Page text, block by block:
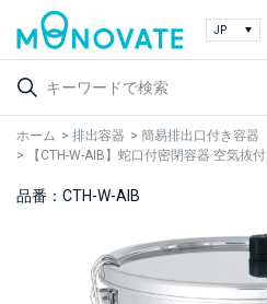
ホーム > 排出容器 > 簡易排出口付き容器
>
【CTH-W-AIB】蛇口付密閉容器 空気抜付
品番：CTH-W-AIB